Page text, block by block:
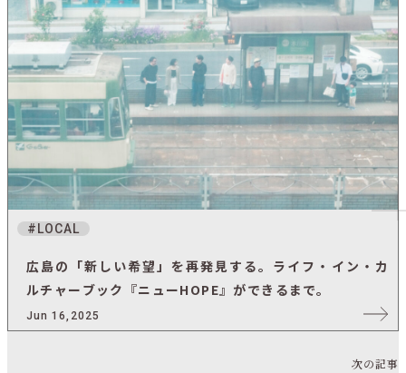
LOCAL
広島の「新しい希望」を再発見する。ライフ・イン・カ
ルチャーブック『ニューHOPE』ができるまで。
Jun 16,2025
次の記事